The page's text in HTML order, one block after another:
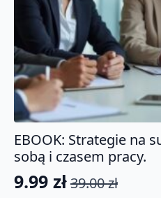
EBOOK: Strategie na
sobą i czasem pracy.
39.00zł
Pierwotna
9.99 zł
Aktualna